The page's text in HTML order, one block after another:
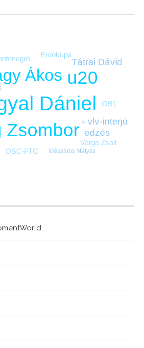
Dániel
u20
Zsombor
Ákos
edzés
Tátrai Dávid
vlv-interjú
Eurokupa
OB1
OSC-FTC
Varga Zsolt
Mészáros Mátyás
bl